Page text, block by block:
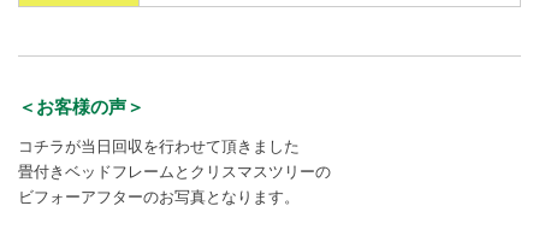
＜お客様の声＞
コチラが当日回収を行わせて頂きました
畳付きベッドフレームとクリスマスツリーの
ビフォーアフターのお写真となります。